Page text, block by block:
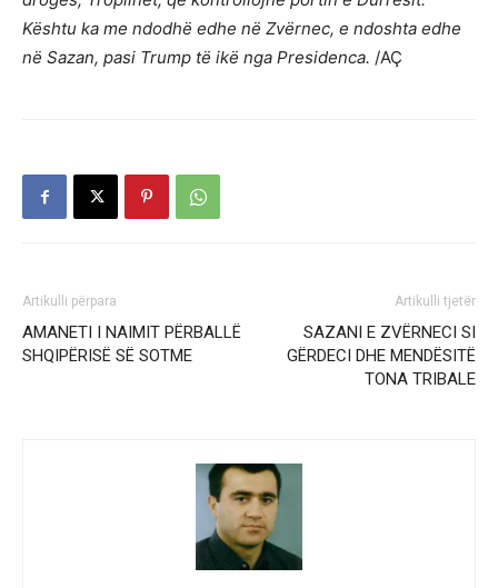
Kështu ka me ndodhë edhe në Zvërnec, e ndoshta edhe
në Sazan, pasi Trump të ikë nga Presidenca. /AÇ
Artikulli përpara
AMANETI I NAIMIT PËRBALLË
SHQIPËRISË SË SOTME
Artikulli tjetër
SAZANI E ZVËRNECI SI
GËRDECI DHE MENDËSITË
TONA TRIBALE